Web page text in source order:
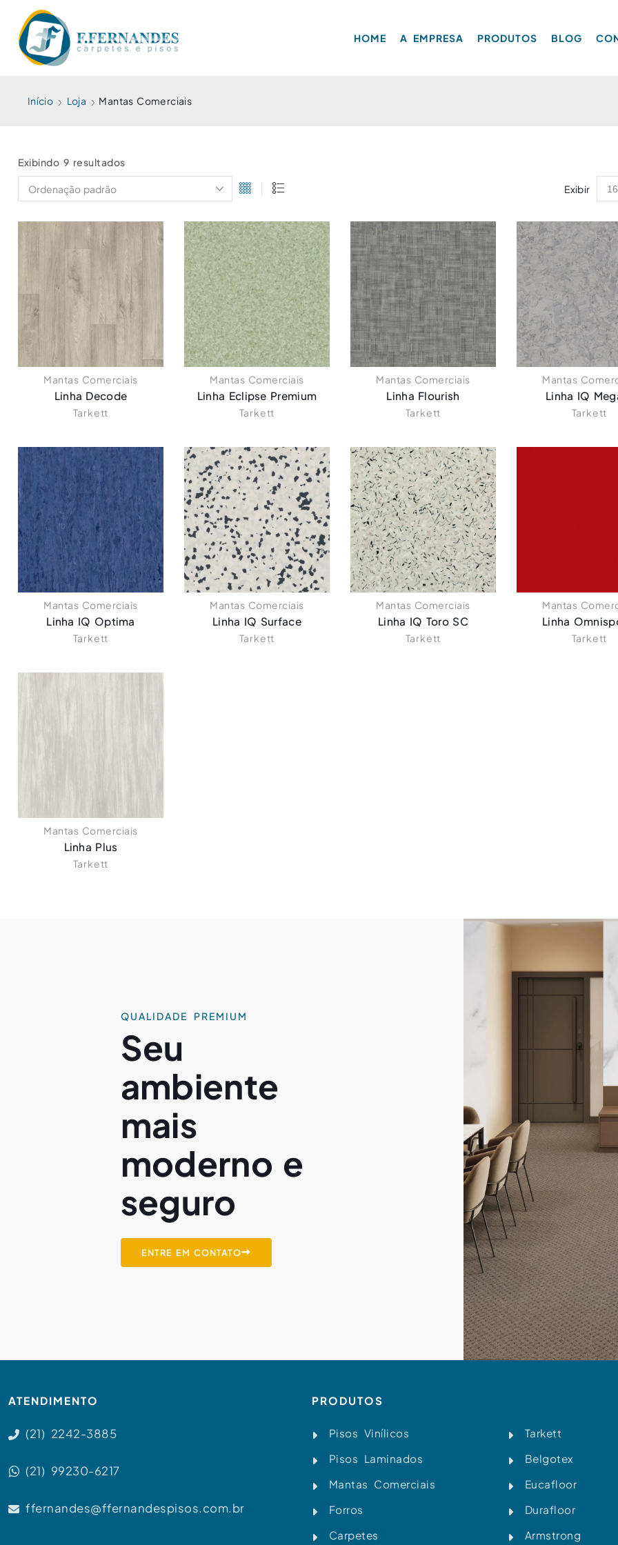
HOME A EMPRESA PRODUTOS BLOG
Início Loja Mantas Comerciais
Exibindo 9 resultados
Exibir
Mantas Comerciais
Linha Decode
Tarkett
Mantas Comerciais
Linha Eclipse Premium
Tarkett
Mantas Comerciais
Linha Flourish
Tarkett
Mantas
Linha IQ
Tarkett
Mantas Comerciais
Linha IQ Optima
Tarkett
Mantas Comerciais
Linha IQ Surface
Tarkett
Mantas Comerciais
Linha IQ Toro SC
Tarkett
Mantas
Linha
Tarkett
Mantas Comerciais
Linha Plus
Tarkett
QUALIDADE PREMIUM
Seu
ambiente
mais
moderno e
seguro
ENTRE EM CONTATO
ATENDIMENTO
(21) 2242-3885
(21) 99230-6217
ffernandes@ffernandespisos.com.br
PRODUTOS
Pisos Vinílicos
Pisos Laminados
Mantas Comerciais
Forros
Carpetes
Tarkett
Belgotex
Eucafloor
Durafloor
Armstrong